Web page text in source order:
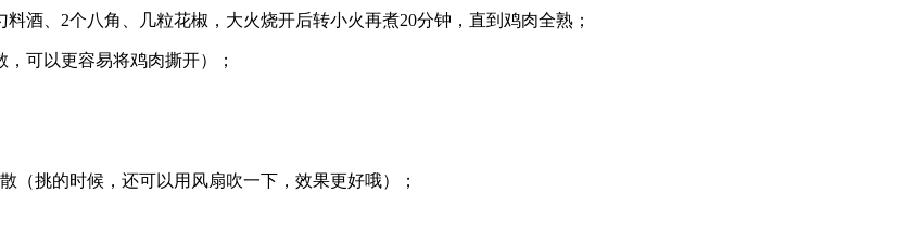
酒、2个八角、几粒花椒，大火烧开后转小火再煮20分钟，直到鸡肉全熟；
可以更容易将鸡肉撕开）；
（挑的时候，还可以用风扇吹一下，效果更好哦）；